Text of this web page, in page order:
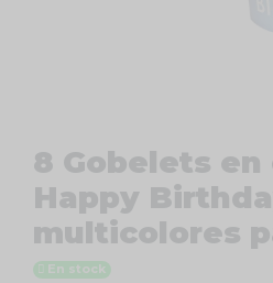
8 Gobelets en
Happy
multicolores
En stock